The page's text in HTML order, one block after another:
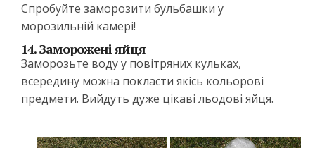
Спробуйте заморозити бульбашки у
морозильній камері!
14. Заморожені яйця
Заморозьте воду у повітряних кульках,
всередину можна покласти якісь кольорові
предмети. Вийдуть дуже цікаві льодові яйця.